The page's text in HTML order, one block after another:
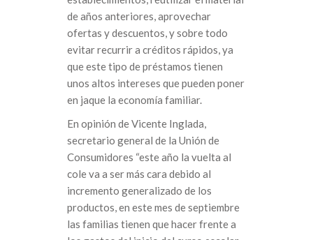
de años anteriores, aprovechar
ofertas y descuentos, y sobre todo
evitar recurrir a créditos rápidos, ya
que este tipo de préstamos tienen
unos altos intereses que pueden poner
en jaque la economía familiar.
En opinión de Vicente Inglada,
secretario general de la Unión de
Consumidores “este año la vuelta al
cole va a ser más cara debido al
incremento generalizado de los
productos, en este mes de septiembre
las familias tienen que hacer frente a